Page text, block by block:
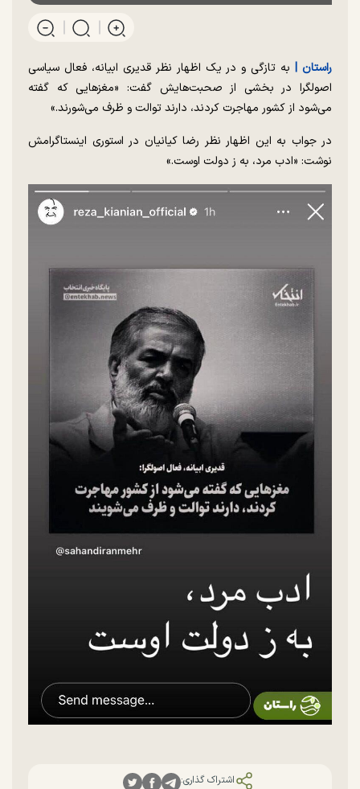
راستان |به تازگی و در یک اظهار نظر قدیری ابیانه، فعال سیاسی
اصولگرا در بخشی از صحبت‌هایش گفت: «مغز‌هایی که گفته
می‌شود از کشور مهاجرت کردند، دارند توالت و ظرف می‌شورند.»
در جواب به این اظهار نظر رضا کیانیان در استوری اینستاگرامش
نوشت: «ادب مرد، به ز دولت اوست.»
اشتراک گذاری: